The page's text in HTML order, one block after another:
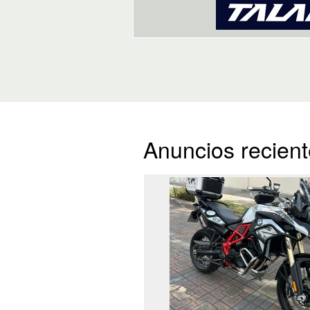
Anuncios